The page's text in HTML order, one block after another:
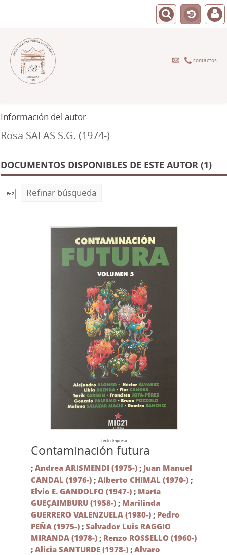
contactos
Información del autor
Rosa SALAS S.G. (1974-)
DOCUMENTOS DISPONIBLES DE ESTE AUTOR (1)
Refinar búsqueda
texto impreso
Contaminación futura
; Andrea ARISMENDI (1975-); Juan Manuel
CANDAL (1976-); Alberto CHIMAL (1970-);
Elvio E. GANDOLFO (1947-); María
GUEÇAIMBURU (1958-); Marilinda
GUERRERO VALENZUELA (1980-); Pedro
PEÑA (1975-); Salvador Luis RAGGIO
MIRANDA (1978-); Renzo ROSSELLO (1960-)
; Alicia SANTURDE (1978-); Alvaro